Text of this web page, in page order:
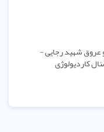
عروق شهید رجایی -
کاردیولوژی